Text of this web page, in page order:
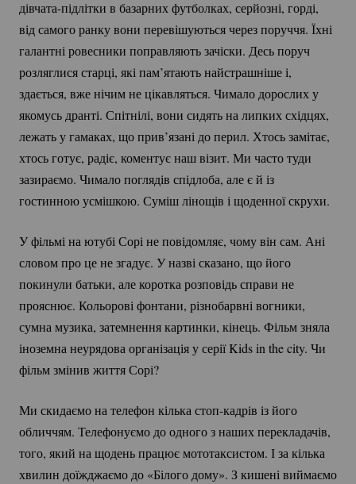
дівчата-підлітки в базарних футболках, серйозні, горді,
від самого ранку вони перевішуються через поруччя. Їхні
галантні ровесники поправляють зачіски. Десь поруч
розляглися старці, які пам’ятають найстрашніше і,
здається, вже нічим не цікавляться. Чимало дорослих у
якомусь дранті. Спітнілі, вони сидять на липких східцях,
лежать у гамаках, що прив’язані до перил. Хтось замітає,
хтось готує, радіє, коментує наш візит. Ми часто туди
зазираємо. Чимало поглядів спідлоба, але є й із
гостинною усмішкою. Суміш лінощів і щоденної скрухи.
У фільмі на ютубі Сорі не повідомляє, чому він сам. Ані
словом про це не згадує. У назві сказано, що його
покинули батьки, але коротка розповідь справи не
прояснює. Кольорові фонтани, різнобарвні вогники,
сумна музика, затемнення картинки, кінець. Фільм зняла
іноземна неурядова організація у серії Kids in the city. Чи
фільм змінив життя Сорі?
Ми скидаємо на телефон кількастоп-кадрів із його
обличчям. Телефонуємо до одного з наших перекладачів,
того, який на щодень працює мототаксистом. І за кілька
хвилин доїжджаємо до «Білого дому». З кишені виймаємо